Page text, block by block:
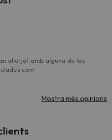
allotjat amb alguna de les
Mostra més opinions